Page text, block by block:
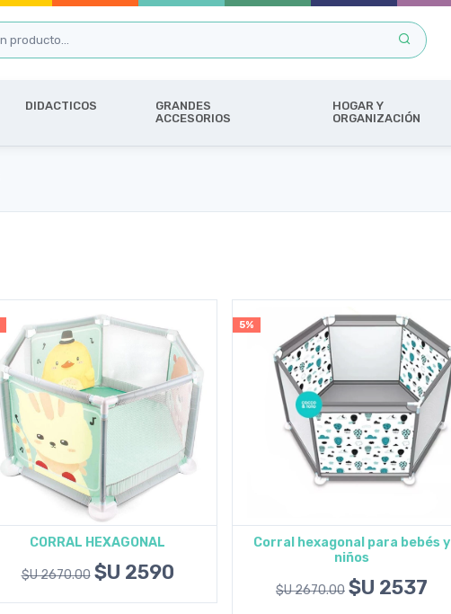
DIDACTICOS
GRANDES
ACCESORIOS
HOGAR Y
ORGANIZACIÓN
Agregar al carrito
CORRAL HEXAGONAL
$U 2670.00 $U 2590
5%
Agregar al carrito
Corral hexagonal para bebés y
niños
$U 2670.00 $U 2537